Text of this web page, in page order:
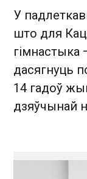
У
што для
гімнастыка
дасягнуць
14 гадоў
дзяўчынай